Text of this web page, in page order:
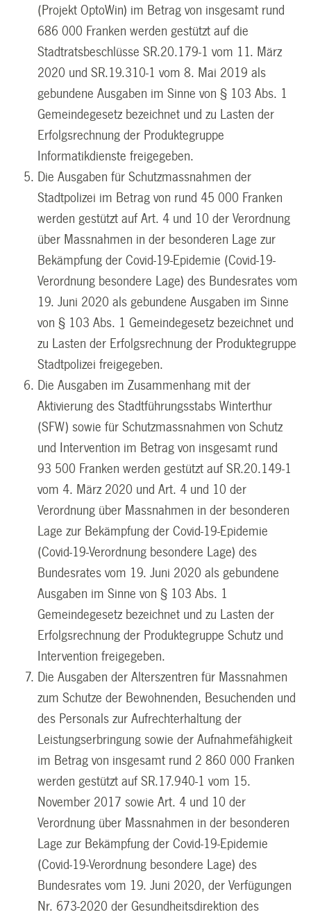
(Projekt OptoWin) im Betrag von insgesamt rund
686 000 Franken werden gestützt auf die
Stadtratsbeschlüsse SR.20.179-1 vom 11. März
2020 und SR.19.310-1 vom 8. Mai 2019 als
gebundene Ausgaben im Sinne von § 103 Abs. 1
Gemeindegesetz bezeichnet und zu Lasten der
Erfolgsrechnung der Produktegruppe
Informatikdienste freigegeben.
Die Ausgaben für Schutzmassnahmen der
Stadtpolizei im Betrag von rund 45 000 Franken
werden gestützt auf Art. 4 und 10 der Verordnung
über Massnahmen in der besonderen Lage zur
Bekämpfung der Covid-19-Epidemie (Covid-19-
Verordnung besondere Lage) des Bundesrates vom
19. Juni 2020 als gebundene Ausgaben im Sinne
von § 103 Abs. 1 Gemeindegesetz bezeichnet und
zu Lasten der Erfolgsrechnung der Produktegruppe
Stadtpolizei freigegeben.
Die Ausgaben im Zusammenhang mit der
Aktivierung des Stadtführungsstabs Winterthur
(SFW) sowie für Schutzmassnahmen von Schutz
und Intervention im Betrag von insgesamt rund
93 500 Franken werden gestützt auf SR.20.149-1
vom 4. März 2020 und Art. 4 und 10 der
Verordnung über Massnahmen in der besonderen
Lage zur Bekämpfung der Covid-19-Epidemie
(Covid-19-Verordnung besondere Lage) des
Bundesrates vom 19. Juni 2020 als gebundene
Ausgaben im Sinne von § 103 Abs. 1
Gemeindegesetz bezeichnet und zu Lasten der
Erfolgsrechnung der Produktegruppe Schutz und
Intervention freigegeben.
Die Ausgaben der Alterszentren für Massnahmen
zum Schutze der Bewohnenden, Besuchenden und
des Personals zur Aufrechterhaltung der
Leistungserbringung sowie der Aufnahmefähigkeit
im Betrag von insgesamt rund 2 860 000 Franken
werden gestützt auf SR.17.940-1 vom 15.
November 2017 sowie Art. 4 und 10 der
Verordnung über Massnahmen in der besonderen
Lage zur Bekämpfung der Covid-19-Epidemie
(Covid-19-Verordnung besondere Lage) des
Bundesrates vom 19. Juni 2020, der Verfügungen
Nr. 673-2020 der Gesundheitsdirektion des